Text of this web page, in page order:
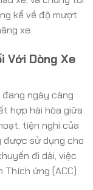
kể về độ mượt
xe.
Với Dòng Xe
đang ngày càng
hợp hài hòa giữa
tiện nghi của
sử dụng cho
đi dài, việc
ứng (ACC)